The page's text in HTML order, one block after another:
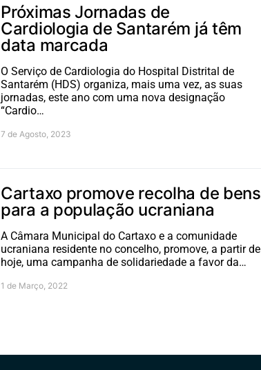
Próximas Jornadas de
Cardiologia de Santarém já têm
data marcada
O Serviço de Cardiologia do Hospital Distrital de
Santarém (HDS) organiza, mais uma vez, as suas
jornadas, este ano com uma nova designação
“Cardio…
7 de Agosto, 2023
Cartaxo promove recolha de bens
para a população ucraniana
A Câmara Municipal do Cartaxo e a comunidade
ucraniana residente no concelho, promove, a partir de
hoje, uma campanha de solidariedade a favor da…
1 de Março, 2022